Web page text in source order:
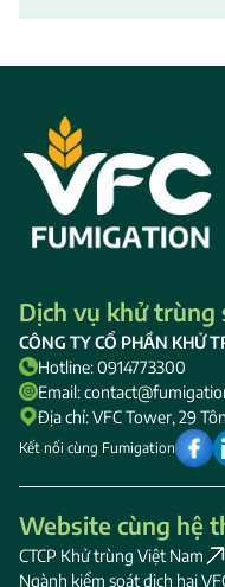
Dịch vụ khử trùng
CÔNG TY CỔ PHẦN KHỬ
Hotline: 0914773300
Email:
Địa chỉ: VFC Tower, 29
Kết nối cùng Fumigation
Website cùng hệ
CTCP Khử trùng Việt Nam
Ngành kiểm soát dịch hại